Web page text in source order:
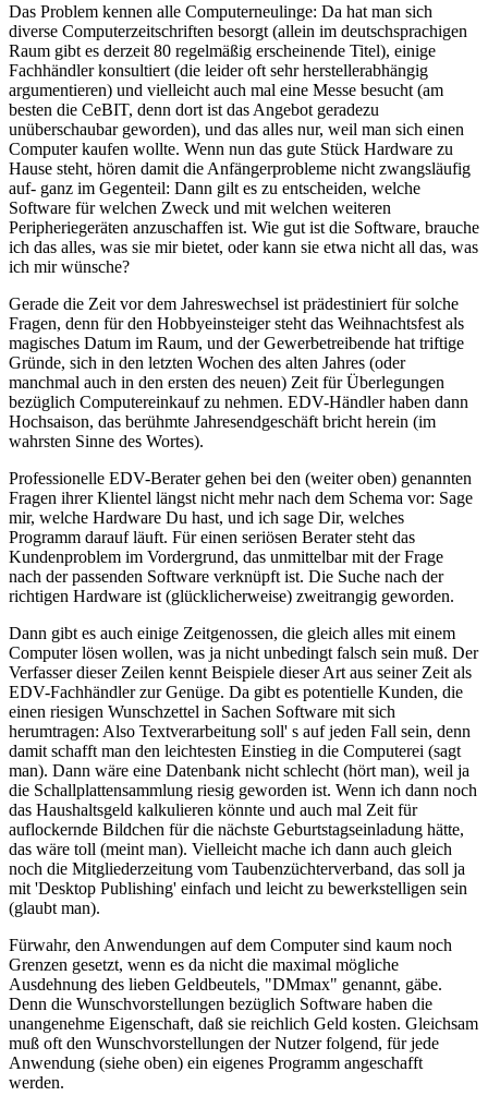
Das Problem kennen alle Computerneulinge: Da hat man sich
diverse Computerzeitschriften besorgt (allein im deutschsprachigen
Raum gibt es derzeit 80 regelmäßig erscheinende Titel), einige
Fachhändler konsultiert (die leider oft sehr herstellerabhängig
argumentieren) und vielleicht auch mal eine Messe besucht (am
besten die CeBIT, denn dort ist das Angebot geradezu
unüberschaubar geworden), und das alles nur, weil man sich einen
Computer kaufen wollte. Wenn nun das gute Stück Hardware zu
Hause steht, hören damit die Anfängerprobleme nicht zwangsläufig
auf- ganz im Gegenteil: Dann gilt es zu entscheiden, welche
Software für welchen Zweck und mit welchen weiteren
Peripheriegeräten anzuschaffen ist. Wie gut ist die Software, brauche
ich das alles, was sie mir bietet, oder kann sie etwa nicht all das, was
ich mir wünsche?
Gerade die Zeit vor dem Jahreswechsel ist prädestiniert für solche
Fragen, denn für den Hobbyeinsteiger steht das Weihnachtsfest als
magisches Datum im Raum, und der Gewerbetreibende hat triftige
Gründe, sich in den letzten Wochen des alten Jahres (oder
manchmal auch in den ersten des neuen) Zeit für Überlegungen
bezüglich Computereinkauf zu nehmen. EDV-Händler haben dann
Hochsaison, das berühmte Jahresendgeschäft bricht herein (im
wahrsten Sinne des Wortes).
Professionelle EDV-Berater gehen bei den (weiter oben) genannten
Fragen ihrer Klientel längst nicht mehr nach dem Schema vor: Sage
mir, welche Hardware Du hast, und ich sage Dir, welches
Programm darauf läuft. Für einen seriösen Berater steht das
Kundenproblem im Vordergrund, das unmittelbar mit der Frage
nach der passenden Software verknüpft ist. Die Suche nach der
richtigen Hardware ist (glücklicherweise) zweitrangig geworden.
Dann gibt es auch einige Zeitgenossen, die gleich alles mit einem
Computer lösen wollen, was ja nicht unbedingt falsch sein muß. Der
Verfasser dieser Zeilen kennt Beispiele dieser Art aus seiner Zeit als
EDV-Fachhändler zur Genüge. Da gibt es potentielle Kunden, die
einen riesigen Wunschzettel in Sachen Software mit sich
herumtragen: Also Textverarbeitung soll' s auf jeden Fall sein, denn
damit schafft man den leichtesten Einstieg in die Computerei (sagt
man). Dann wäre eine Datenbank nicht schlecht (hört man), weil ja
die Schallplattensammlung riesig geworden ist. Wenn ich dann noch
das Haushaltsgeld kalkulieren könnte und auch mal Zeit für
auflockernde Bildchen für die nächste Geburtstagseinladung hätte,
das wäre toll (meint man). Vielleicht mache ich dann auch gleich
noch die Mitgliederzeitung vom Taubenzüchterverband, das soll ja
mit 'Desktop Publishing' einfach und leicht zu bewerkstelligen sein
(glaubt man).
Fürwahr, den Anwendungen auf dem Computer sind kaum noch
Grenzen gesetzt, wenn es da nicht die maximal mögliche
Ausdehnung des lieben Geldbeutels, "DMmax" genannt, gäbe.
Denn die Wunschvorstellungen bezüglich Software haben die
unangenehme Eigenschaft, daß sie reichlich Geld kosten. Gleichsam
muß oft den Wunschvorstellungen der Nutzer folgend, für jede
Anwendung (siehe oben) ein eigenes Programm angeschafft
werden.